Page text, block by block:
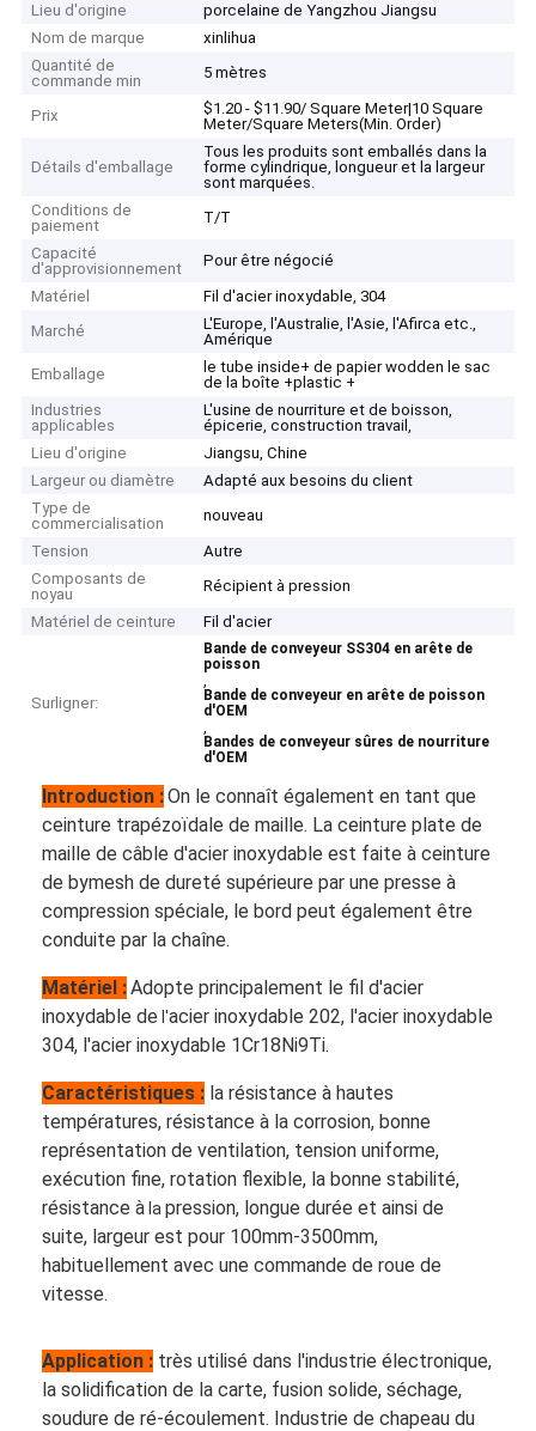
Lieu d'origine
porcelaine de Yangzhou Jiangsu
Nom de marque
xinlihua
Quantité de
commande min
5 mètres
Prix
$1.20 - $11.90/ Square Meter|10 Square
Meter/Square Meters(Min. Order)
Détails d'emballage
Tous les produits sont emballés dans la
forme cylindrique, longueur et la largeur
sont marquées.
Conditions de
paiement
T/T
Capacité
d'approvisionnement
Pour être négocié
Matériel
Fil d'acier inoxydable, 304
Marché
L'Europe, l'Australie, l'Asie, l'Afirca etc.,
Amérique
Emballage
le tube inside+ de papier wodden le sac
de la boîte +plastic +
Industries
applicables
L'usine de nourriture et de boisson,
épicerie, construction travail,
Lieu d'origine
Jiangsu, Chine
Largeur ou diamètre
Adapté aux besoins du client
Type de
commercialisation
nouveau
Tension
Autre
Composants de
noyau
Récipient à pression
Matériel de ceinture
Fil d'acier
Surligner:
Bande de conveyeur SS304 en arête de
poisson
,
Bande de conveyeur en arête de poisson
d'OEM
,
Bandes de conveyeur sûres de nourriture
d'OEM
Introduction :On le connaît également en tant que
ceinture trapézoïdale de maille. La ceinture plate de
maille de câble d'acier inoxydable est faite à ceinture
de bymesh de dureté supérieure par une presse à
compression spéciale, le bord peut également être
conduite par la chaîne.
Matériel :Adopte principalement le fil d'acier
inoxydable de l'acier inoxydable 202, l'acier inoxydable
304, l'acier inoxydable 1Cr18Ni9Ti.
Caractéristiques : la résistance à hautes
températures, résistance à la corrosion, bonne
représentation de ventilation, tension uniforme,
exécution fine, rotation flexible, la bonne stabilité,
résistance à lapression, longue durée et ainsi de
suite, largeur est pour 100mm-3500mm,
habituellement avec une commande de roue de
vitesse.
Application : très utilisé dans l'industrie électronique,
la solidification de la carte, fusion solide, séchage,
soudure de ré-écoulement. Industrie de chapeau du